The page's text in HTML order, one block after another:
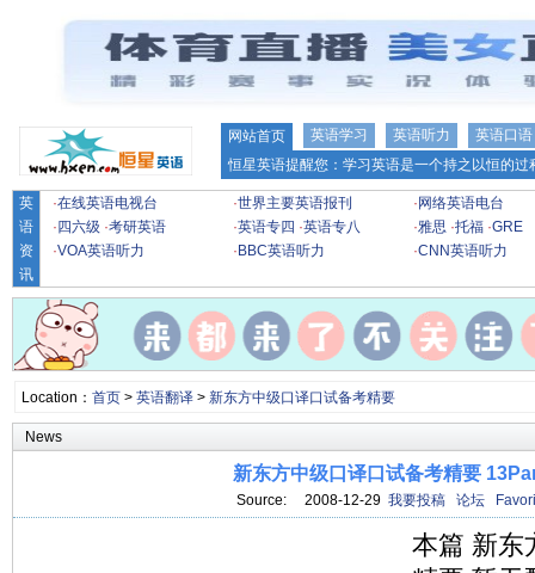
网站首页 英语学习 英语听力
英语口语
恒星英语提醒您：学习英语是一个持之以恒的
英
语
资
讯
·在线英语电视台 ·世界主要英语报刊 · 网络英语电台
· 四六级 ·考研英语 ·英语专四 ·英语专八 ·雅思 ·托福 ·GRE
·VOA英语听力 · BBC英语听力 ·CNN英语听力
Location： 首页> 英语翻译> 新东方中级口译口试备考精要
News
新东方中级口译口试备考精要
Source: 2008-12-29 我要投稿 论坛
本篇 新东